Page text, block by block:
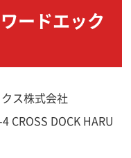
ードエック
ス株式会社
CROSS DOCK HARU